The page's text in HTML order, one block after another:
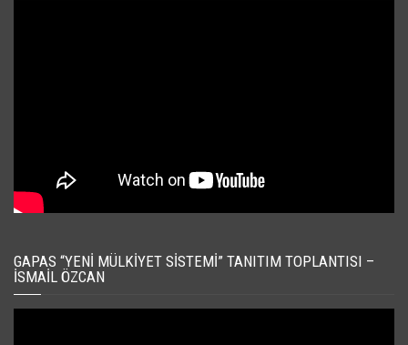
GAPAS “YENI MÜLKIYET SISTEMI” TANITIM TOPLANTISI –
İSMAIL ÖZCAN